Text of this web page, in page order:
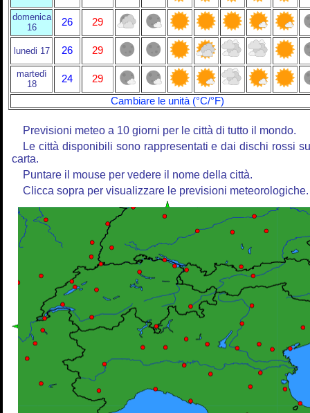
domenica
16
26 29
lunedi 17 26 29
martedì
18
24
29
Cambiare le unità (°C/°F)
Previsioni meteo a 10 giorni per le città di tutto il mondo.
Le città disponibili sono rappresentati e dai dischi rossi
carta.
Puntare il mouse per vedere il nome della città.
Clicca sopra per visualizzare le previsioni meteorologiche.